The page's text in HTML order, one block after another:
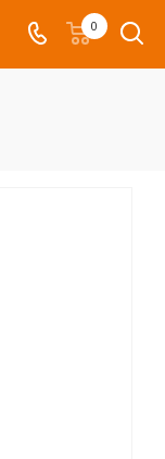
0